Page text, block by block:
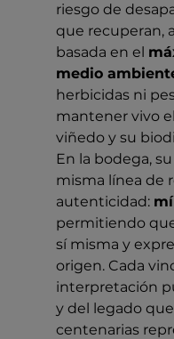
riesgo de
que recuperan,
basada en el
medio
herbicidas ni
mantener vivo
viñedo y su
En la bodega,
misma línea de
autenticidad:
permitiendo
sí misma y
origen. Cada
interpretación
y del legado
centenarias